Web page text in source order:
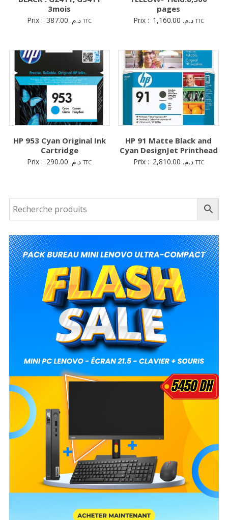
3mois
Prix : د.م. TTC
pages
Prix : د.م. TTC
HP 953 Cyan Original Ink
Cartridge
Prix : د.م. TTC
HP 91 Matte Black and
Cyan DesignJet Printhead
Prix : د.م. TTC